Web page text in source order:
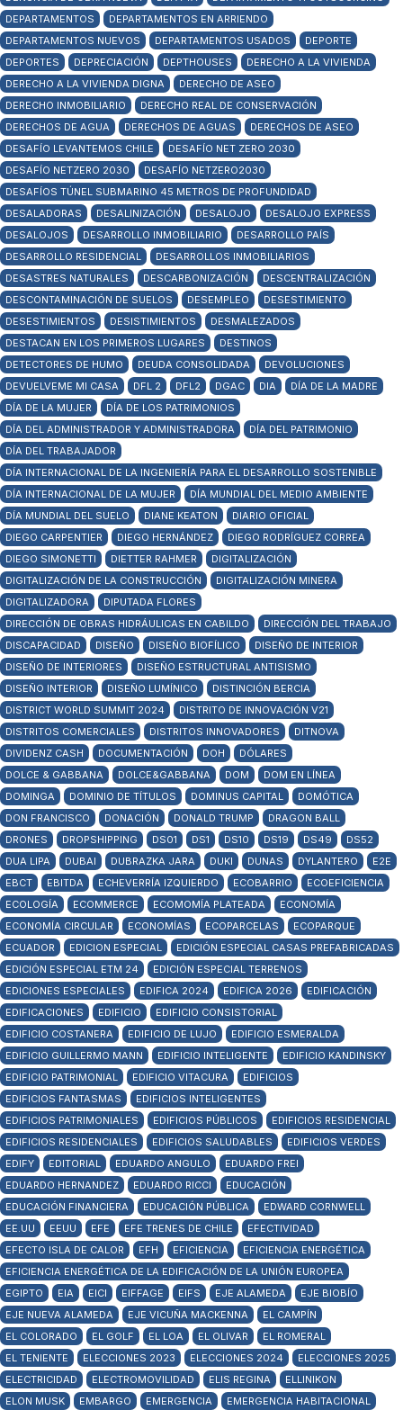
DEPARTAMENTOS
DEPARTAMENTOS EN ARRIENDO
DEPARTAMENTOS NUEVOS
DEPARTAMENTOS USADOS
DEPORTE
DEPORTES
DEPRECIACIÓN DEPTHOUSES
DERECHO A LA VIVIENDA
DERECHO A LA VIVIENDA DIGNA
DERECHO DE ASEO
DERECHO INMOBILIARIO
DERECHO REAL DE CONSERVACIÓN
DERECHOS DE AGUA
DERECHOS DE AGUAS
DERECHOS DE ASEO
DESAFÍO LEVANTEMOS CHILE
DESAFÍO NET ZERO 2030
DESAFÍO NETZERO 2030
DESAFÍO NETZERO2030
DESAFÍOS TÚNEL SUBMARINO 45 METROS DE PROFUNDIDAD
DESALADORAS
DESALINIZACIÓN DESALOJO
DESALOJO EXPRESS
DESALOJOS
DESARROLLO INMOBILIARIO
DESARROLLO PAÍS
DESARROLLO RESIDENCIAL
DESARROLLOS INMOBILIARIOS
DESASTRES NATURALES
DESCARBONIZACIÓN
DESCENTRALIZACIÓN
DESCONTAMINACIÓN DE SUELOS
DESEMPLEO
DESESTIMIENTO
DESESTIMIENTOS
DESISTIMIENTOS
DESMALEZADOS
DESTACAN EN LOS PRIMEROS LUGARES
DESTINOS
DETECTORES DE HUMO
DEUDA CONSOLIDADA
DEVOLUCIONES
DEVUELVEME MI CASA
DFL 2 DFL2 DGAC DIA
DÍA DE LA MADRE
DÍA DE LA MUJER
DÍA DE LOS PATRIMONIOS
DÍA DEL ADMINISTRADOR Y ADMINISTRADORA
DÍA DEL PATRIMONIO
DÍA DEL TRABAJADOR
DÍA INTERNACIONAL DE LA INGENIERÍA PARA EL DESARROLLO SOSTENIBLE
DÍA INTERNACIONAL DE LA MUJER
DÍA MUNDIAL DEL MEDIO AMBIENTE
DÍA MUNDIAL DEL SUELO
DIANE KEATON
DIARIO OFICIAL
DIEGO CARPENTIER
DIEGO HERNÁNDEZ
DIEGO RODRÍGUEZ CORREA
DIEGO SIMONETTI
DIETTER RAHMER
DIGITALIZACIÓN
DIGITALIZACIÓN DE LA CONSTRUCCIÓN
DIGITALIZACIÓN MINERA
DIGITALIZADORA
DIPUTADA FLORES
DIRECCIÓN DE OBRAS HIDRÁULICAS EN CABILDO
DIRECCIÓN DEL TRABAJO
DISCAPACIDAD
DISEÑO DISEÑO BIOFÍLICO
DISEÑO DE INTERIOR
DISEÑO DE INTERIORES
DISEÑO ESTRUCTURAL ANTISISMO
DISEÑO INTERIOR
DISEÑO LUMÍNICO
DISTINCIÓN BERCIA
DISTRICT WORLD SUMMIT 2024
DISTRITO DE INNOVACIÓN V21
DISTRITOS COMERCIALES
DISTRITOS INNOVADORES
DITNOVA
DIVIDENZ CASH
DOCUMENTACIÓN DOH
DÓLARES
DOLCE & GABBANA
DOLCE&GABBANA DOM
DOM EN LÍNEA
DOMINGA
DOMINIO DE TÍTULOS DOMINUS CAPITAL
DOMÓTICA
DON FRANCISCO
DONACIÓN DONALD TRUMP
DRAGON BALL
DRONES
DROPSHIPPING DS01 DS1 DS10 DS19 DS49
DS52
DUA LIPA
DUBAI DUBRAZKA JARA DUKI DUNAS DYLANTERO
E2E
EBCT
EBITDA ECHEVERRÍA IZQUIERDO ECOBARRIO
ECOEFICIENCIA
ECOLOGÍA
ECOMMERCE ECOMOMÍA PLATEADA
ECONOMÍA
ECONOMÍA CIRCULAR
ECONOMÍAS ECOPARCELAS
ECOPARQUE
ECUADOR
EDICION ESPECIAL
EDICIÓN ESPECIAL CASAS PREFABRICADAS
EDICIÓN ESPECIAL ETM 24
EDICIÓN ESPECIAL TERRENOS
EDICIONES ESPECIALES
EDIFICA 2024 EDIFICA 2026
EDIFICACIÓN
EDIFICACIONES
EDIFICIO
EDIFICIO CONSISTORIAL
EDIFICIO COSTANERA
EDIFICIO DE LUJO
EDIFICIO ESMERALDA
EDIFICIO GUILLERMO MANN
EDIFICIO INTELIGENTE
EDIFICIO KANDINSKY
EDIFICIO PATRIMONIAL
EDIFICIO VITACURA
EDIFICIOS
EDIFICIOS FANTASMAS
EDIFICIOS INTELIGENTES
EDIFICIOS PATRIMONIALES
EDIFICIOS PÚBLICOS
EDIFICIOS RESIDENCIAL
EDIFICIOS RESIDENCIALES
EDIFICIOS SALUDABLES
EDIFICIOS VERDES
EDIFY
EDITORIAL EDUARDO ANGULO
EDUARDO FREI
EDUARDO HERNANDEZ
EDUARDO RICCI
EDUCACIÓN
EDUCACIÓN FINANCIERA
EDUCACIÓN PÚBLICA
EDWARD CORNWELL
EE.UU
EEUU EFE EFE TRENES DE CHILE
EFECTIVIDAD
EFECTO ISLA DE CALOR
EFH EFICIENCIA
EFICIENCIA ENERGÉTICA
EFICIENCIA ENERGÉTICA DE LA EDIFICACIÓN DE LA UNIÓN EUROPEA
EGIPTO
EIA EICI EIFFAGE EIFS EJE ALAMEDA
EJE BIOBÍO
EJE NUEVA ALAMEDA
EJE VICUÑA MACKENNA
EL CAMPÍN
EL COLORADO
EL GOLF EL LOA EL OLIVAR
EL ROMERAL
EL TENIENTE
ELECCIONES 2023 ELECCIONES 2024
ELECCIONES 2025
ELECTRICIDAD
ELECTROMOVILIDAD ELIS REGINA
ELLINIKON
ELON MUSK
EMBARGO EMERGENCIA
EMERGENCIA HABITACIONAL